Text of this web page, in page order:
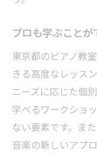
プロも学ぶこと
東京都のピアノ教
きる高度なレッス
ニーズに応じた個
学べるワークショ
ない要素です。ま
音楽の新しいアプ